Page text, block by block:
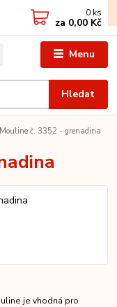
Menu
Hledat
0 ks
za 0,00 Kč
Mouline č. 3352 - grenadina
je vhodná pro